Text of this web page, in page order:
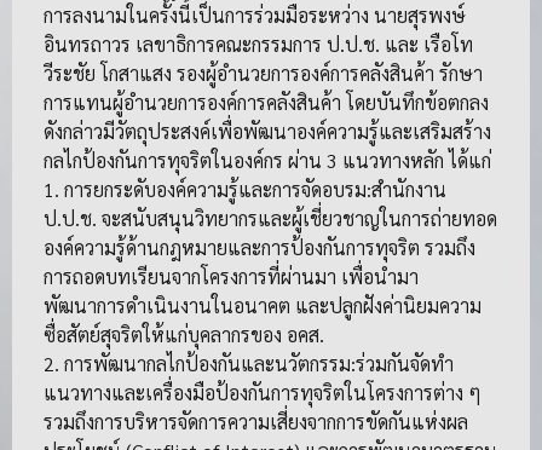
การลงนามในครั้งนี้เป็นการร่วมมือระหว่าง นายสุรพงษ์
อินทรถาวร เลขาธิการคณะกรรมการ ป.ป.ช. และ เรือโท
วีระชัย โกสาแสง รองผู้อำนวยการองค์การคลังสินค้า รักษา
การแทนผู้อำนวยการองค์การคลังสินค้า โดยบันทึกข้อตกลง
ดังกล่าวมีวัตถุประสงค์เพื่อพัฒนาองค์ความรู้และเสริมสร้าง
กลไกป้องกันการทุจริตในองค์กร ผ่าน 3 แนวทางหลัก ได้แก่
1. การยกระดับองค์ความรู้และการจัดอบรม:สำนักงาน
ป.ป.ช. จะสนับสนุนวิทยากรและผู้เชี่ยวชาญในการถ่ายทอด
องค์ความรู้ด้านกฎหมายและการป้องกันการทุจริต รวมถึง
การถอดบทเรียนจากโครงการที่ผ่านมา เพื่อนำมา
พัฒนาการดำเนินงานในอนาคต และปลูกฝังค่านิยมความ
ซื่อสัตย์สุจริตให้แก่บุคลากรของ อคส.
2. การพัฒนากลไกป้องกันและนวัตกรรม:ร่วมกันจัดทำ
แนวทางและเครื่องมือป้องกันการทุจริตในโครงการต่าง ๆ
รวมถึงการบริหารจัดการความเสี่ยงจากการขัดกันแห่งผล